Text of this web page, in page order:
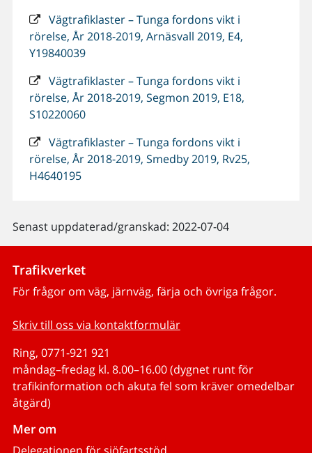
Vägtrafiklaster – Tunga fordons vikt i
rörelse, År 2018-2019, Arnäsvall 2019, E4,
Y19840039
Vägtrafiklaster – Tunga fordons vikt i
rörelse, År 2018-2019, Segmon 2019, E18,
S10220060
Vägtrafiklaster – Tunga fordons vikt i
rörelse, År 2018-2019, Smedby 2019, Rv25,
H4640195
Senast uppdaterad/granskad: 2022-07-04
Trafikverket
För frågor om väg, järnväg, färja och övriga frågor.
Skriv till oss via kontaktformulär
Ring, 0771-921 921
måndag–fredag kl. 8.00–16.00 (dygnet runt för
trafikinformation och akuta fel som kräver omedelbar
åtgärd)
Mer om